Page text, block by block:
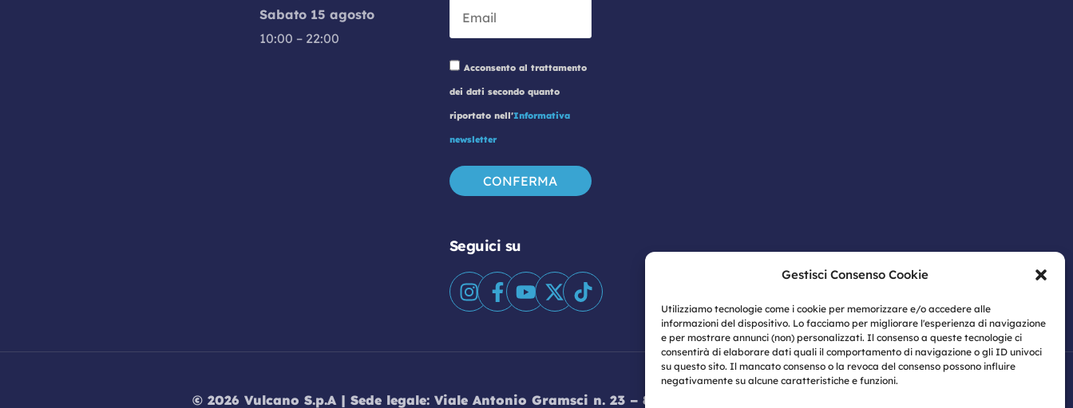
Gestisci Consenso Cookie
Utilizziamo tecnologie come i cookie per memorizzare e/o accedere alle
informazioni del dispositivo. Lo facciamo per migliorare l'esperienza di navigazione
e per mostrare annunci (non) personalizzati. Il consenso a queste tecnologie ci
consentirà di elaborare dati quali il comportamento di navigazione o gli ID univoci
su questo sito. Il mancato consenso o la revoca del consenso possono influire
negativamente su alcune caratteristiche e funzioni.
Sabato 15 agosto
10:00 – 22:00
Acconsento al trattamento
dei dati secondo quanto
riportato nell'Informativa
newsletter
Seguici su
© 2026 Vulcano S.p.A | Sede legale: Viale Antonio Gramsci n. 23 – 80122 Napoli | P.IVA: 07774460633